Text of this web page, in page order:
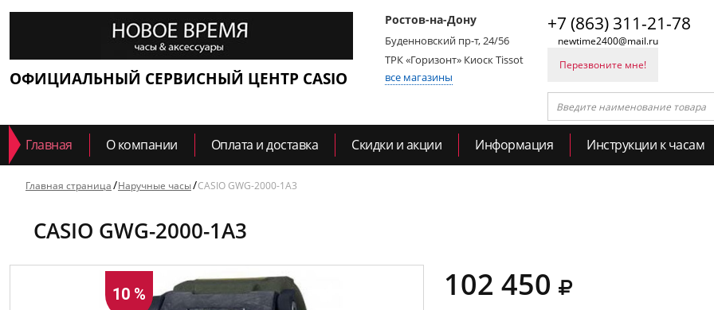
ОФИЦИАЛЬНЫЙ СЕРВИСНЫЙ ЦЕНТР CASIO
Ростов-на-Дону
Буденновский пр-т, 24/56
ТРК «Горизонт» Киоск Tissot
все магазины
+7 (863) 311-21-78
newtime2400@mail.ru
Перезвоните мне!
Главная О компании Оплата и доставка Скидки и акции Информация Инструкции к часам
Главная страница Наручные часы CASIO GWG-2000-1A3
CASIO GWG-2000-1A3
10 % 102 450